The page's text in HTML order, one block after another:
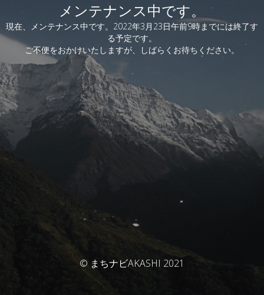
メンテナンス中です。
現在、メンテナンス中です。2022年3月23日午前9時までには終了す
る予定です。
ご不便をおかけいたしますが、しばらくお待ちください。
© まちナビAKASHI 2021